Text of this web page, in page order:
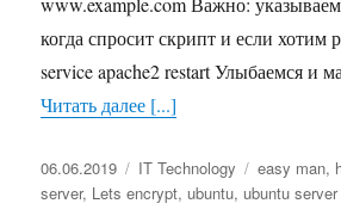
когда спросит скрипт и если хотим
service apache2 restart Улыбаемся и
Читать далее [...]
Опубликовано
06.06.2019 Рубрики
IT Technology Метки
easy man,
server, Lets encrypt, ubuntu, ubuntu server